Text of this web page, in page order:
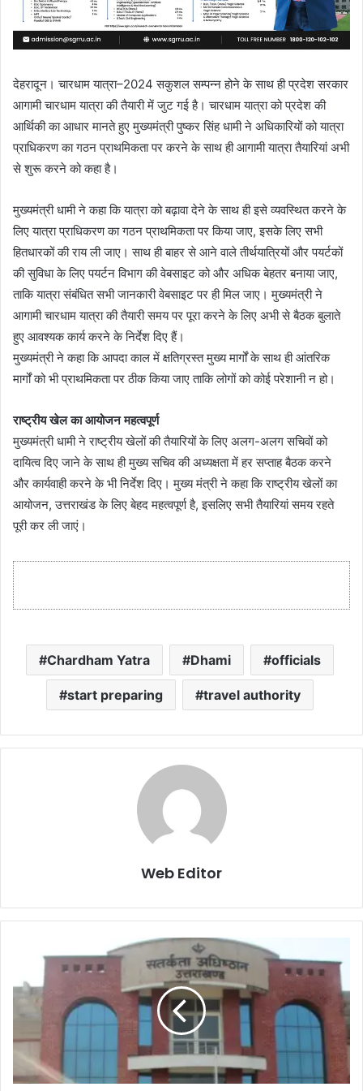
देहरादून। चारधाम यात्रा–2024 सकुशल सम्पन्न होने के साथ ही प्रदेश सरकार
आगामी चारधाम यात्रा की तैयारी में जुट गई है। चारधाम यात्रा को प्रदेश की
आर्थिकी का आधार मानते हुए मुख्यमंत्री पुष्कर सिंह धामी ने अधिकारियों को यात्रा
प्राधिकरण का गठन प्राथमिकता पर करने के साथ ही आगामी यात्रा तैयारियां अभी
से शुरू करने को कहा है।
मुख्यमंत्री धामी ने कहा कि यात्रा को बढ़ावा देने के साथ ही इसे व्यवस्थित करने के
लिए यात्रा प्राधिकरण का गठन प्राथमिकता पर किया जाए, इसके लिए सभी
हितधारकों की राय ली जाए। साथ ही बाहर से आने वाले तीर्थयात्रियों और पयर्टकों
की सुविधा के लिए पयर्टन विभाग की वेबसाइट को और अधिक बेहतर बनाया जाए,
ताकि यात्रा संबंधित सभी जानकारी वेबसाइट पर ही मिल जाए। मुख्यमंत्री ने
आगामी चारधाम यात्रा की तैयारी समय पर पूरा करने के लिए अभी से बैठक बुलाते
हुए आवश्यक कार्य करने के निर्देश दिए हैं।
मुख्यमंत्री ने कहा कि आपदा काल में क्षतिग्रस्त मुख्य मार्गों के साथ ही आंतरिक
मार्गों को भी प्राथमिकता पर ठीक किया जाए ताकि लोगों को कोई परेशानी न हो।
राष्ट्रीय खेल का आयोजन महत्वपूर्ण
मुख्यमंत्री धामी ने राष्ट्रीय खेलों की तैयारियों के लिए अलग-अलग सचिवों को
दायित्व दिए जाने के साथ ही मुख्य सचिव की अध्यक्षता में हर सप्ताह बैठक करने
और कार्यवाही करने के भी निर्देश दिए। मुख्य मंत्री ने कहा कि राष्ट्रीय खेलों का
आयोजन, उत्तराखंड के लिए बेहद महत्वपूर्ण है, इसलिए सभी तैयारियां समय रहते
पूरी कर ली जाएं।
Chardham Yatra Dhami officials
start preparing travel authority
Web Editor